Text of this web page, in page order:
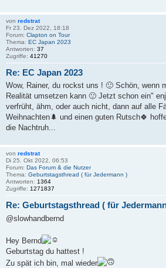
von redstrat
Fr 23. Dez 2022, 18:18
Forum: Clapton on Tour
Thema: EC Japan 2023
Antworten: 37
Zugriffe: 41270
Re: EC Japan 2023
Wow, Rainer, du rockst uns ! 🙂 Schön, wenn
Realität umsetzen kann 🙂 Jetzt schon ein"
verfrüht, ähm, oder auch nicht, dann auf alle
Weihnachten🌲 und einen guten Rutsch🍀
die Nachtruh...
von redstrat
Di 25. Okt 2022, 06:53
Forum: Das Forum & die Nutzer
Thema: Geburtstagsthread ( für Jedermann )
Antworten: 1364
Zugriffe: 1271837
Re: Geburtstagsthread ( für
@slowhandbernd
Hey Bernd
Geburtstag du hattest !
Zu spät ich bin, mal wieder